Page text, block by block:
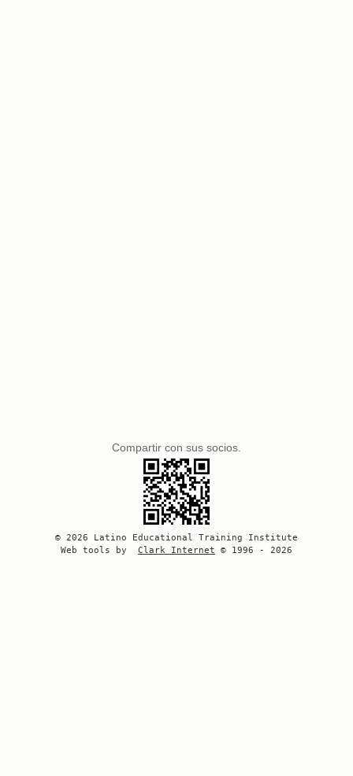
Compartir con sus socios.
© 2026 Latino Educational Training Institute
Web tools by
Clark Internet © 1996 - 2026